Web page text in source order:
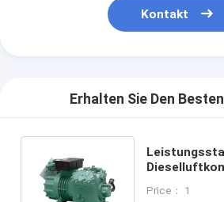
Kontakt
Erhalten Sie Den
schwere
Price： 1